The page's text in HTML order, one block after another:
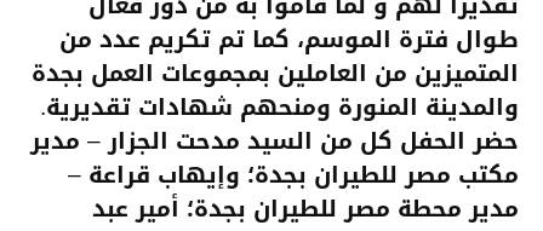
طوال فترة الموسم، كما تم تكريم عدد من
المتميزين من العاملين بمجموعات العمل بجدة
والمدينة المنورة ومنحهم شهادات تقديرية.
حضر الحفل كل من السيد مدحت الجزار – مدير
مكتب مصر للطيران بجدة؛ وإيهاب قراعة –
مدير محطة مصر للطيران بجدة؛ أمير عبد